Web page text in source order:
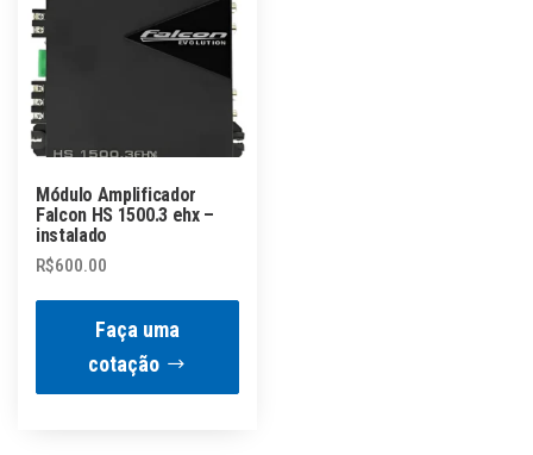
Módulo Amplificador
Falcon HS 1500.3 ehx –
instalado
R$600.00
Faça uma
cotação